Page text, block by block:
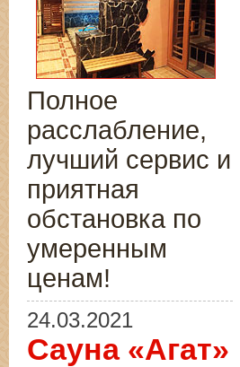
Полное
расслабление,
лучший сервис и
приятная
обстановка по
умеренным
ценам!
24.03.2021
Сауна «Агат»